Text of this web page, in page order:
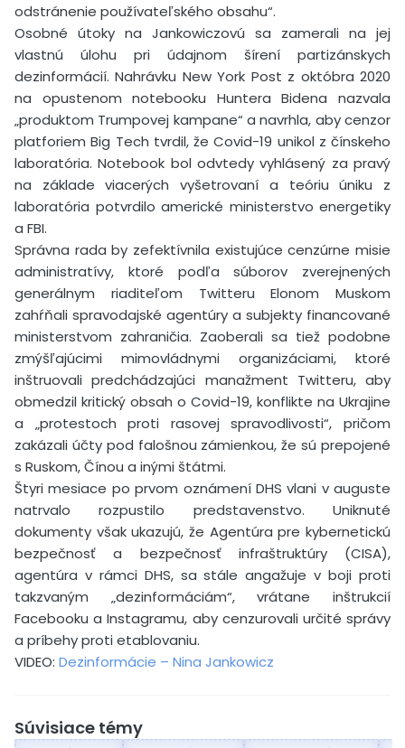
odstránenie používateľského obsahu“.
Osobné útoky na Jankowiczovú sa zamerali na jej
vlastnú úlohu pri údajnom šírení partizánskych
dezinformácií. Nahrávku New York Post z októbra 2020
na opustenom notebooku Huntera Bidena nazvala
„produktom Trumpovej kampane“ a navrhla, aby cenzor
platforiem Big Tech tvrdil, že Covid-19 unikol z čínskeho
laboratória. Notebook bol odvtedy vyhlásený za pravý
na základe viacerých vyšetrovaní a teóriu úniku z
laboratória potvrdilo americké ministerstvo energetiky
a FBI.
Správna rada by zefektívnila existujúce cenzúrne misie
administratívy, ktoré podľa súborov zverejnených
generálnym riaditeľom Twitteru Elonom Muskom
zahŕňali spravodajské agentúry a subjekty financované
ministerstvom zahraničia. Zaoberali sa tiež podobne
zmýšľajúcimi mimovládnymi organizáciami, ktoré
inštruovali predchádzajúci manažment Twitteru, aby
obmedzil kritický obsah o Covid-19, konflikte na Ukrajine
a „protestoch proti rasovej spravodlivosti“, pričom
zakázali účty pod falošnou zámienkou, že sú prepojené
s Ruskom, Čínou a inými štátmi.
Štyri mesiace po prvom oznámení DHS vlani v auguste
natrvalo rozpustilo predstavenstvo. Uniknuté
dokumenty však ukazujú, že Agentúra pre kybernetickú
bezpečnosť a bezpečnosť infraštruktúry (CISA),
agentúra v rámci DHS, sa stále angažuje v boji proti
takzvaným „dezinformáciám“, vrátane inštrukcií
Facebooku a Instagramu, aby cenzurovali určité správy
a príbehy proti etablovaniu.
VIDEO: Dezinformácie – Nina Jankowicz
Súvisiace témy